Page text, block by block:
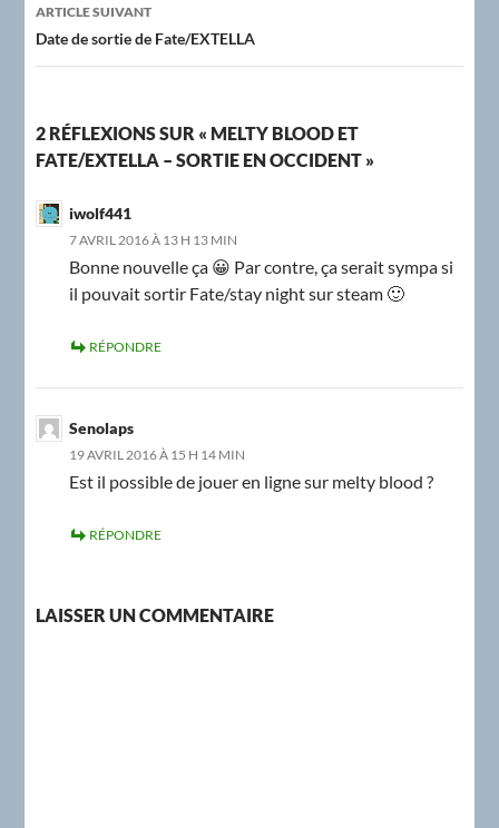
ARTICLE SUIVANT
Date de sortie de Fate/EXTELLA
2 RÉFLEXIONS SUR « MELTY BLOOD ET
FATE/EXTELLA – SORTIE EN OCCIDENT »
iwolf441
7 AVRIL 2016 À 13 H 13 MIN
Bonne nouvelle ça 😀 Par contre, ça serait sympa si
il pouvait sortir Fate/stay night sur steam 🙂
RÉPONDRE
Senolaps
19 AVRIL 2016 À 15 H 14 MIN
Est il possible de jouer en ligne sur melty blood ?
RÉPONDRE
LAISSER UN COMMENTAIRE